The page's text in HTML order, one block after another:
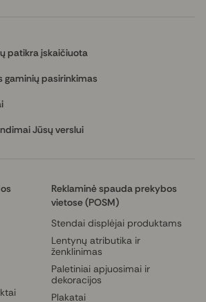
patikra įskaičiuota
gaminių pasirinkimas
Jūsų verslui
Reklaminė spauda prekybos
vietose (POSM)
Stendai displėjai produktams
Lentynų atributika ir
ženklinimas
Paletiniai apjuosimai ir
dekoracijos
Plakatai